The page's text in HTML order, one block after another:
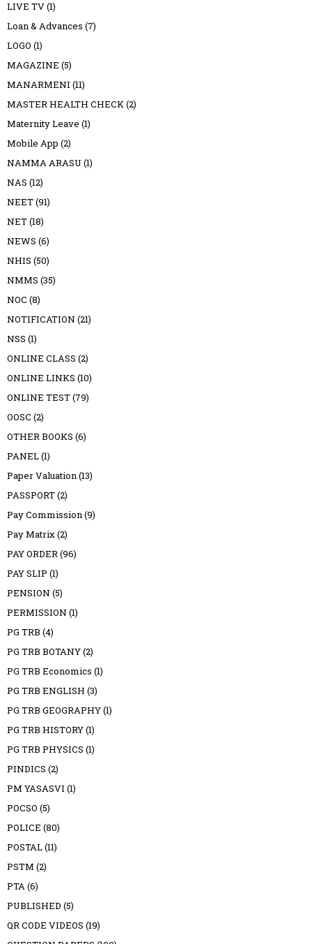
LIVE TV(1)
Loan & Advances (7)
LOGO (1)
MAGAZINE (5)
MANARMENI (11)
MASTER HEALTH CHECK(2)
Maternity Leave (1)
Mobile App (2)
NAMMA ARASU (1)
NAS (12)
NEET(91)
NET(18)
NEWS (6)
NHIS (50)
NMMS (35)
NOC (8)
NOTIFICATION (21)
NSS (1)
ONLINE CLASS (2)
ONLINE LINKS (10)
ONLINE TEST(79)
OOSC (2)
OTHER BOOKS (6)
PANEL(1)
Paper Valuation(13)
PASSPORT(2)
Pay Commission(9)
Pay Matrix(2)
PAY ORDER(96)
PAY SLIP (1)
PENSION (5)
PERMISSION (1)
PG TRB (4)
PG TRB BOTANY(2)
PG TRB Economics (1)
PG TRB ENGLISH (3)
PG TRB GEOGRAPHY(1)
PG TRB HISTORY(1)
PG TRB PHYSICS (1)
PINDICS (2)
PM YASASVI (1)
POCSO (5)
POLICE (80)
POSTAL(11)
PSTM (2)
PTA(6)
PUBLISHED (5)
QR CODE VIDEOS (19)